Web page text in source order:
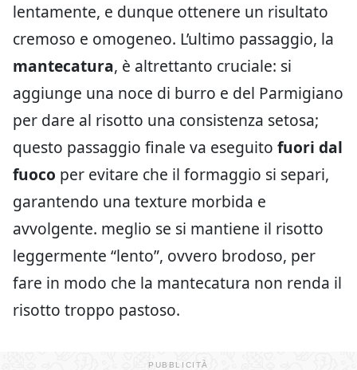
lentamente, e dunque ottenere un risultato
cremoso e omogeneo. L’ultimo passaggio, la
mantecatura, è altrettanto cruciale: si
aggiunge una noce di burro e del Parmigiano
per dare al risotto una consistenza setosa;
questo passaggio finale va eseguito fuori dal
fuoco per evitare che il formaggio si separi,
garantendo una texture morbida e
avvolgente. meglio se si mantiene il risotto
leggermente “lento”, ovvero brodoso, per
fare in modo che la mantecatura non renda il
risotto troppo pastoso.